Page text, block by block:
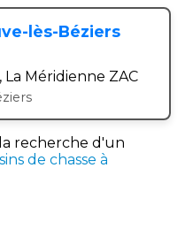
lès-Béziers
Méridienne ZAC
recherche d'un
de chasse à